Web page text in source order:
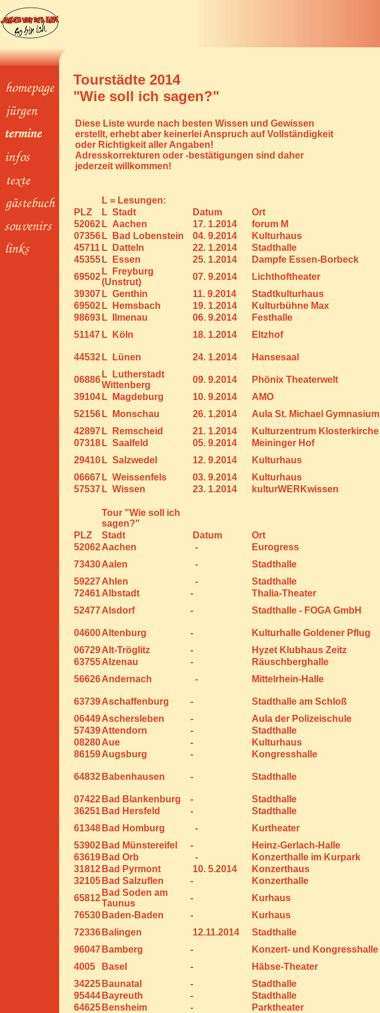
Tourstädte 2014
"Wie soll ich sagen?"
Diese Liste wurde nach besten Wissen und Gewissen
erstellt, erhebt aber keinerlei Anspruch auf Vollständigkeit
oder Richtigkeit aller Angaben!
Adresskorrekturen oder -bestätigungen sind daher
jederzeit willkommen!
L = Lesungen:
PLZ
L Stadt Datum Ort
52062 L Aachen 17. 1.2014 forum M
07356 L Bad Lobenstein 04. 9.2014 Kulturhaus
45711 L Datteln 22. 1.2014 Stadthalle
45355 L Essen 25. 1.2014 Dampfe Essen-Borbeck
69502
L Freyburg
(Unstrut)
07. 9.2014 Lichthoftheater
39307 L Genthin 11. 9.2014 Stadtkulturhaus
69502 L Hemsbach 19. 1.2014 Kulturbühne Max
98693 L Ilmenau 06. 9.2014 Festhalle
51147 L Köln 18. 1.2014 Eltzhof
44532 L Lünen 24. 1.2014 Hansesaal
06886
L Lutherstadt
Wittenberg
09. 9.2014 Phönix Theaterwelt
39104 L Magdeburg 10. 9.2014 AMO
52156 L Monschau 26. 1.2014 Aula St. Michael Gymnasium
42897 L Remscheid 21. 1.2014 Kulturzentrum Klosterkirche
07318 L Saalfeld 05. 9.2014 Meininger Hof
29410 L Salzwedel 12. 9.2014 Kulturhaus
06667 L Weissenfels 03. 9.2014 Kulturhaus
57537 L Wissen 23. 1.2014 kulturWERKwissen
Tour "Wie soll ich
sagen?"
PLZ
Stadt Datum Ort
52062Aachen - Eurogress
73430Aalen - Stadthalle
59227Ahlen - Stadthalle
72461Albstadt - Thalia-Theater
52477Alsdorf - Stadthalle - FOGA GmbH
04600Altenburg - Kulturhalle Goldener Pflug
06729Alt-Tröglitz - Hyzet Klubhaus Zeitz
63755Alzenau - Räuschberghalle
56626Andernach - Mittelrhein-Halle
63739Aschaffenburg - Stadthalle am Schloß
06449Aschersleben - Aula der Polizeischule
57439Attendorn - Stadthalle
08280Aue - Kulturhaus
86159Augsburg - Kongresshalle
64832 Babenhausen - Stadthalle
07422 Bad Blankenburg - Stadthalle
36251 Bad Hersfeld - Stadthalle
61348 Bad Homburg - Kurtheater
53902 Bad Münstereifel - Heinz-Gerlach-Halle
63619 Bad Orb - Konzerthalle im Kurpark
31812 Bad Pyrmont 10. 5.2014 Konzerthaus
32105 Bad Salzuflen - Konzerthalle
65812
Bad Soden am
Taunus
- Kurhaus
76530 Baden-Baden - Kurhaus
72336 Balingen 12.11.2014 Stadthalle
96047 Bamberg - Konzert- und Kongresshalle
4005
Basel - Häbse-Theater
34225 Baunatal - Stadthalle
95444 Bayreuth - Stadthalle
64625 Bensheim - Parktheater